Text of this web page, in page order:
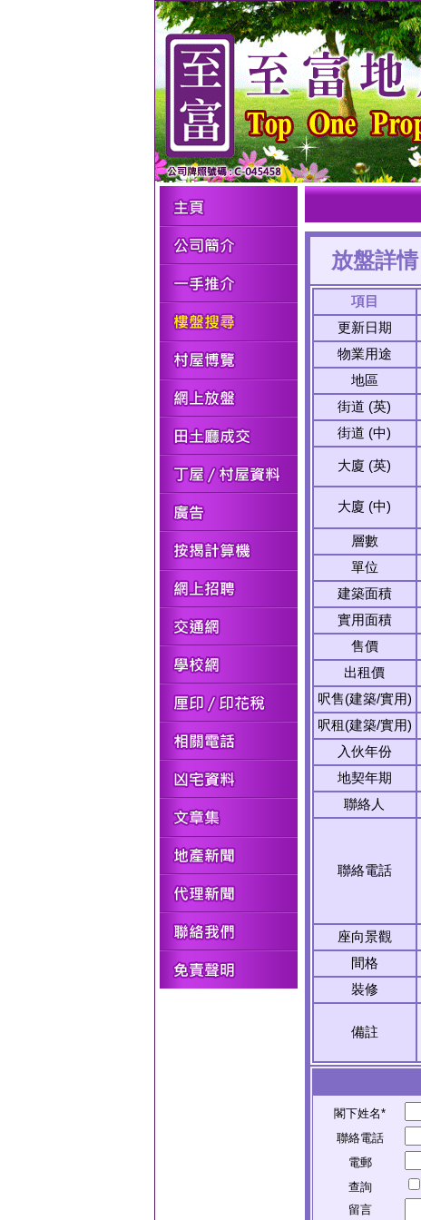
放盤詳情
項目
更新日期
物業用途
地區
街道 (英)
街道 (中)
大廈 (英)
大廈 (中)
層數
單位
建築面積
實用面積
售價
出租價
呎售(建築/實用)
呎租(建築/實用)
入伙年份
地契年期
聯絡人
聯絡電話
座向景觀
間格
裝修
備註
閣下姓名*
聯絡電話
電郵
查詢
留言